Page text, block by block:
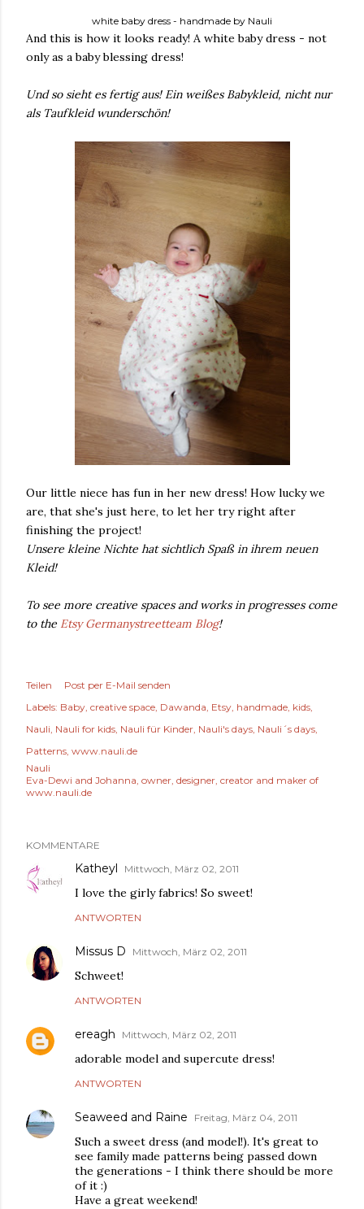
white baby dress - handmade by Nauli
And this is how it looks ready! A white baby dress - not
only as a baby blessing dress!
Und so sieht es fertig aus! Ein weißes Babykleid, nicht nur
als Taufkleid wunderschön!
Our little niece has fun in her new dress! How lucky we
are, that she's just here, to let her try right after
finishing the project!
Unsere kleine Nichte hat sichtlich Spaß in ihrem neuen
Kleid!
To see more creative spaces and works in progresses come
to the Etsy Germanystreetteam Blog!
Teilen
Post per E-Mail senden
Labels: Baby creative space Dawanda Etsy handmade kids
Nauli Nauli for kids Nauli für Kinder Nauli's days Nauli´s days
Patterns www.nauli.de
Nauli
Eva-Dewi and Johanna, owner, designer, creator and maker of
www.nauli.de
KOMMENTARE
Katheyl Mittwoch, März 02, 2011
I love the girly fabrics! So sweet!
ANTWORTEN
Missus D Mittwoch, März 02, 2011
Schweet!
ANTWORTEN
ereagh Mittwoch, März 02, 2011
adorable model and supercute dress!
ANTWORTEN
Seaweed and Raine Freitag, März 04, 2011
Such a sweet dress (and model!). It's great to
see family made patterns being passed down
the generations - I think there should be more
of it :)
Have a great weekend!